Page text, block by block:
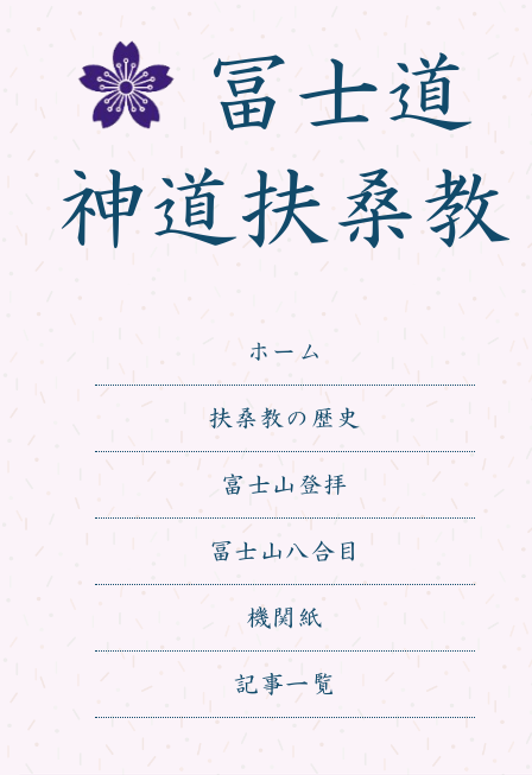
冨士道
神道扶桑教
ホーム
扶桑教の歴史
富士山登拝
冨士山八合目
機関紙
記事一覧